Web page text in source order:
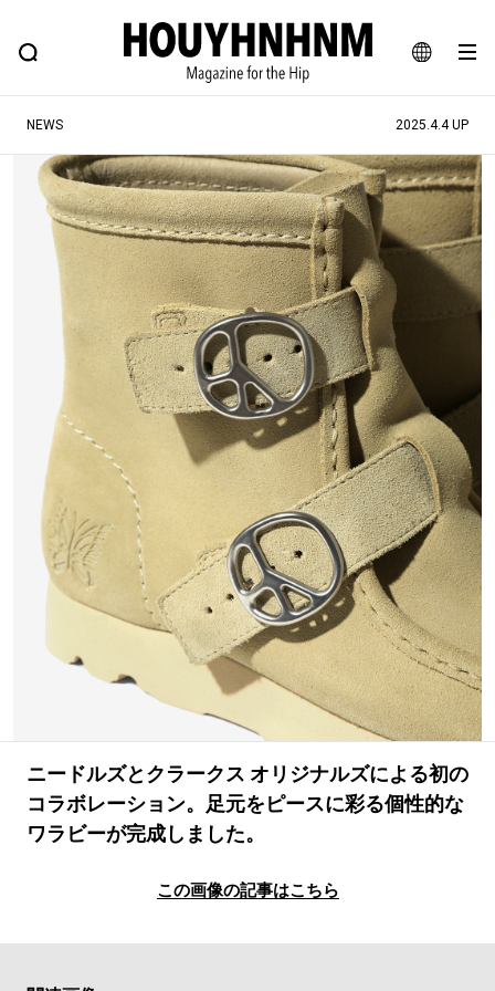
JA
EN
FEATURE BLOG SNAP
ヒップなファッション、カルチャー、ライフスタイルWEBマガジン
#注目のタグ
#SHOPPING ADDICT #憧れの逸品
#ESSENTIAL DESIGNS #古着サミット
#NEW VINTAGE #マイナーグッド図鑑
#路地裏てぃーん。 #MONTHLY JOURNAL
#GH 銘品の所以 #フイナムのYouTube
#Commune H #FOCUS IT #AH.H
#ととけん #FASHION #MUSIC #MOVIE
#LIFESTYLE #SNEAKER #OUTDOOR
#SPORTS #HANDSOME HANDBOOK
NEWS 2025.4.4 UP
ニードルズとクラークス オリジナルズによる初の
コラボレーション。足元をピースに彩る個性的な
ワラビーが完成しました。
この画像の記事はこちら